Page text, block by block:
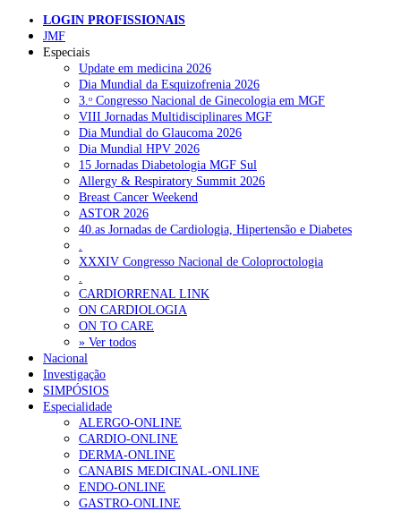
desenvolvimento da investigação em Portugal
NOTÍCIAS RECENTES
I Simpósio Internacional de Enfermagem Forense esgota
inscrições presenciais e abre participação online
Ordem dos Médicos pede simplificação urgente das regras para
atualização de dados dos utentes 10 de Agosto, 2026
Programa Voltar a Casa para doentes com alta clínica só avança
com Orçamento de 2027
Ministério prepara regras para acompanhamento da gravidez de
baixo risco por enfermeiros especialistas
Presidente da República promulga clarificação dos incentivos a
médicos por trabalho suplementar
NOTÍCIAS MAIS LIDAS
1.º Episódio do Podcast “Frequência Cardio – Sintoniza-
te na Insuficiência Cardíaca” da Bayer
207 visualizações
LOGIN PROFISSIONAIS
JMF
Especiais
Update em medicina 2026
Dia Mundial da Esquizofrenia 2026
3.ᵒ Congresso Nacional de Ginecologia em MGF
VIII Jornadas Multidisciplinares MGF
Dia Mundial do Glaucoma 2026
Dia Mundial HPV 2026
15 Jornadas Diabetologia MGF Sul
Allergy & Respiratory Summit 2026
Breast Cancer Weekend
ASTOR 2026
40.as Jornadas de Cardiologia, Hipertensão e Diabetes
.
XXXIV Congresso Nacional de Coloproctologia
.
CARDIORRENAL LINK
ON CARDIOLOGIA
ON TO CARE
» Ver todos
Nacional
Investigação
SIMPÓSIOS
Especialidade
ALERGO-ONLINE
CARDIO-ONLINE
DERMA-ONLINE
CANABIS MEDICINAL-ONLINE
ENDO-ONLINE
GASTRO-ONLINE